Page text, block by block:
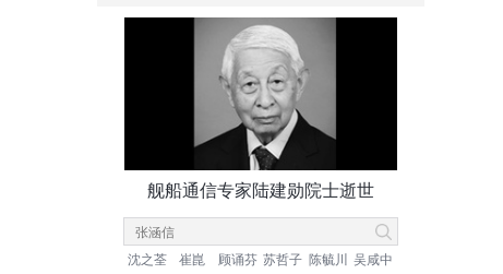
舰船通信专家陆建勋院士逝世
沈之荃 崔崑 顾诵芬 苏哲子 陈毓川
吴咸中